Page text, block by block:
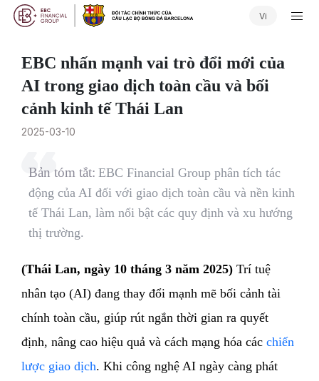
Vi
EBC nhấn mạnh vai trò đổi mới của
AI trong giao dịch toàn cầu và bối
cảnh kinh tế Thái Lan
2025-03-10
Bản tóm tắt: EBC Financial Group phân tích tác
động của AI đối với giao dịch toàn cầu và nền kinh
tế Thái Lan, làm nổi bật các quy định và xu hướng
thị trường.
(Thái Lan, ngày 10 tháng 3 năm 2025)Trí tuệ
nhân tạo (AI) đang thay đổi mạnh mẽ bối cảnh tài
chính toàn cầu, giúp rút ngắn thời gian ra quyết
định, nâng cao hiệu quả và cách mạng hóa cácchiến
lược giao dịch. Khi công nghệ AI ngày càng phát